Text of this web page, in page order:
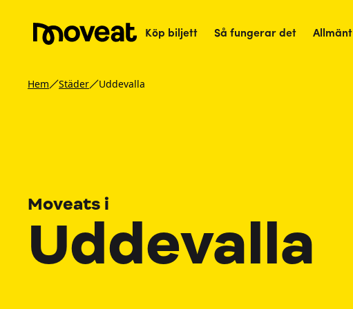
Köp biljett Så fungerar det Allmänt
Hem Städer Uddevalla
Moveats i
Uddevalla